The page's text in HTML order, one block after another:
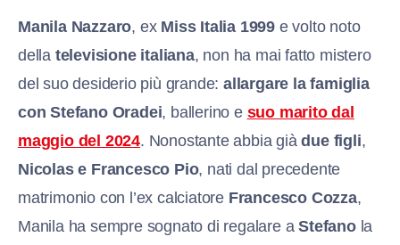
Manila Nazzaro, ex Miss Italia 1999 e volto noto
della televisione italiana, non ha mai fatto mistero
del suo desiderio più grande:allargare la famiglia
con Stefano Oradei, ballerino e suo marito dal
maggio del 2024. Nonostante abbia giàdue figli,
Nicolas e Francesco Pio, nati dal precedente
matrimonio con l’ex calciatore Francesco Cozza,
Manila ha sempre sognato di regalare aStefanola